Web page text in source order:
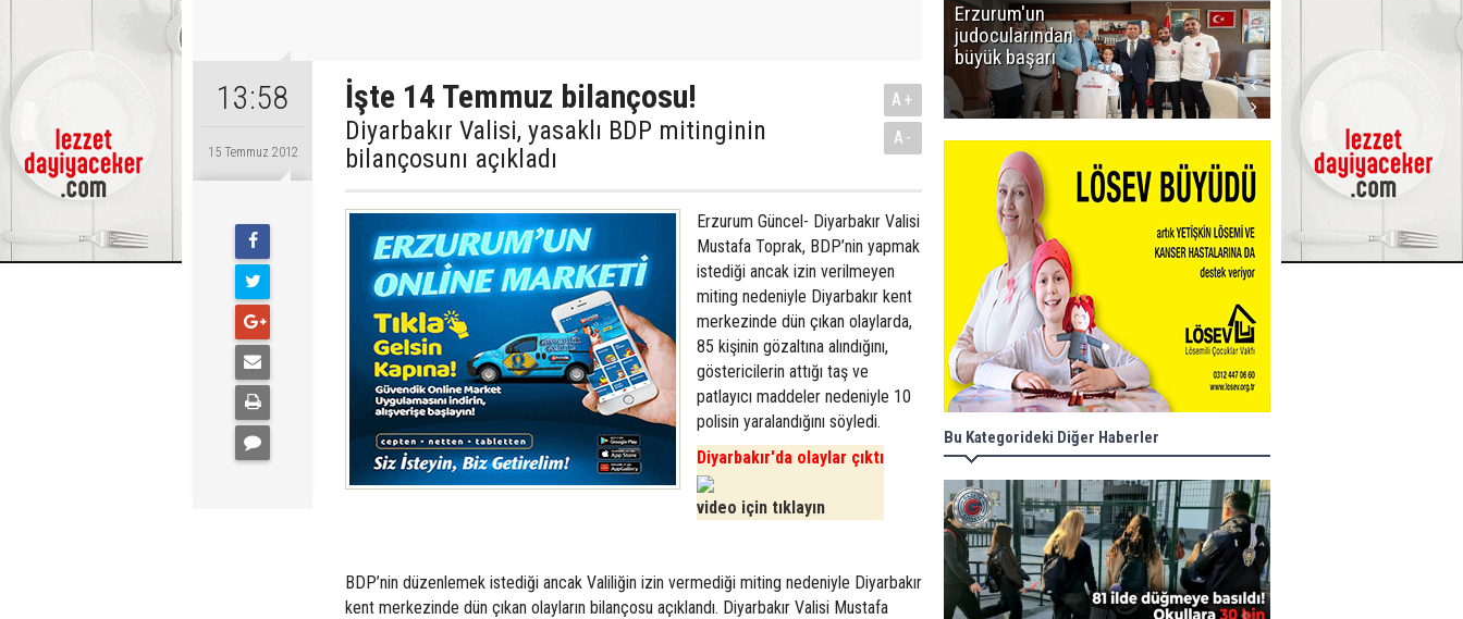
13:58
15 Temmuz 2012
İşte 14 Temmuz bilançosu!
Diyarbakır Valisi, yasaklı BDP mitinginin
bilançosunı açıkladı
A+
A-
Erzurum Güncel- Diyarbakır Valisi
Mustafa Toprak, BDP’nin yapmak
istediği ancak izin verilmeyen
miting nedeniyle Diyarbakır kent
merkezinde dün çıkan olaylarda,
85 kişinin gözaltına alındığını,
göstericilerin attığı taş ve
patlayıcı maddeler nedeniyle 10
polisin yaralandığını söyledi.
Diyarbakır'da olaylar çıktı
video için tıklayın
BDP’nin düzenlemek istediği ancak Valiliğin izin vermediği miting nedeniyle Diyarbakır
kent merkezinde dün çıkan olayların bilançosu açıklandı. Diyarbakır Valisi Mustafa
Erzurum'un
judocularından
büyük başarı
Bu Kategorideki Diğer Haberler